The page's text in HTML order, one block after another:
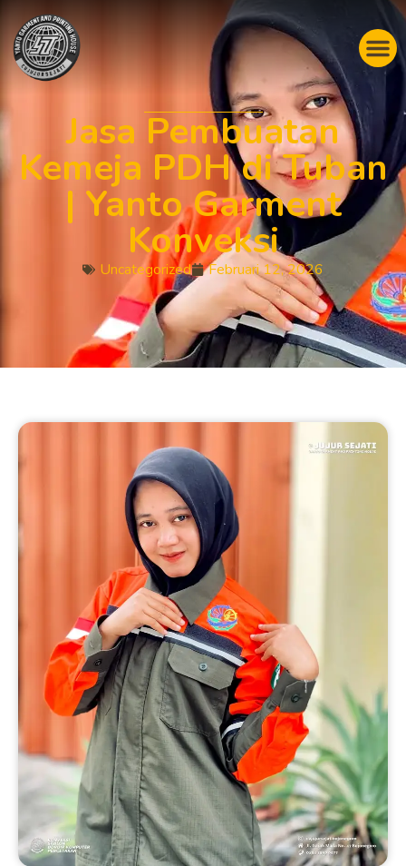
Jasa Pembuatan
Kemeja PDH di Tuban
| Yanto Garment
Konveksi
Uncategorized Februari 12, 2026